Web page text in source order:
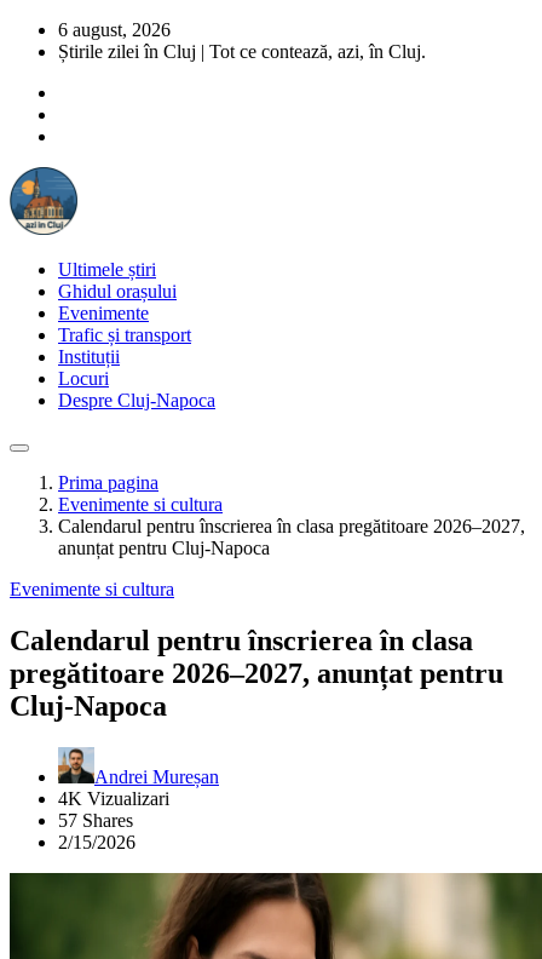
6 august, 2026
Știrile zilei în Cluj | Tot ce contează, azi, în Cluj.
Ultimele știri
Ghidul orașului
Evenimente
Trafic și transport
Instituții
Locuri
Despre Cluj-Napoca
Prima pagina
Evenimente si cultura
Calendarul pentru înscrierea în clasa pregătitoare 2026–2027,
anunțat pentru Cluj-Napoca
Evenimente si cultura
Calendarul pentru înscrierea în clasa
pregătitoare 2026–2027, anunțat pentru
Cluj-Napoca
Andrei Mureșan
4K Vizualizari
57 Shares
2/15/2026